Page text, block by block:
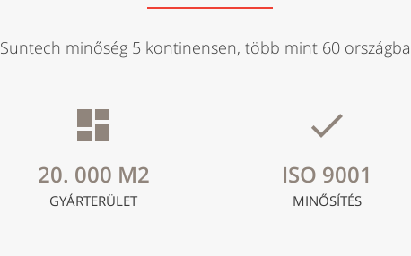
Suntech minőség 5 kontinensen, több mint 60

20. 000 M2
GYÁRTERÜLET

ISO 9001
MINŐSÍTÉS